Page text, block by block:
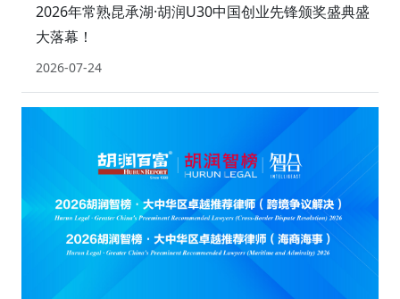
2026年常熟昆承湖·胡润U30中国创业先锋颁奖盛典盛
大落幕！
2026-07-24